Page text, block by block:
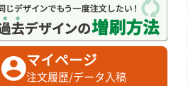
マイページ
注文履歴/データ入稿